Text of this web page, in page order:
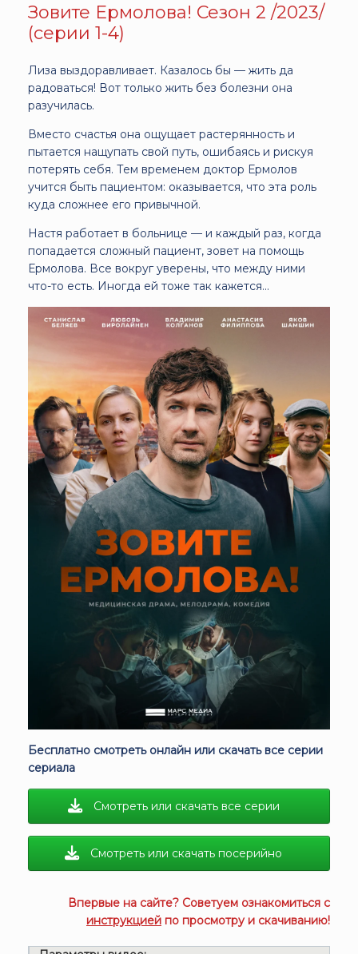
Зовите Ермолова! Сезон 2 /2023/
(серии 1-4)
Лиза выздоравливает. Казалось бы — жить да
радоваться! Вот только жить без болезни она
разучилась.
Вместо счастья она ощущает растерянность и
пытается нащупать свой путь, ошибаясь и рискуя
потерять себя. Тем временем доктор Ермолов
учится быть пациентом: оказывается, что эта роль
куда сложнее его привычной.
Настя работает в больнице — и каждый раз, когда
попадается сложный пациент, зовет на помощь
Ермолова. Все вокруг уверены, что между ними
что-то есть. Иногда ей тоже так кажется...
Бесплатно смотреть онлайн или скачать все серии
сериала
Смотреть или скачать все серии
Смотреть или скачать посерийно
Впервые на сайте? Советуем ознакомиться с
инструкцией по просмотру и скачиванию!